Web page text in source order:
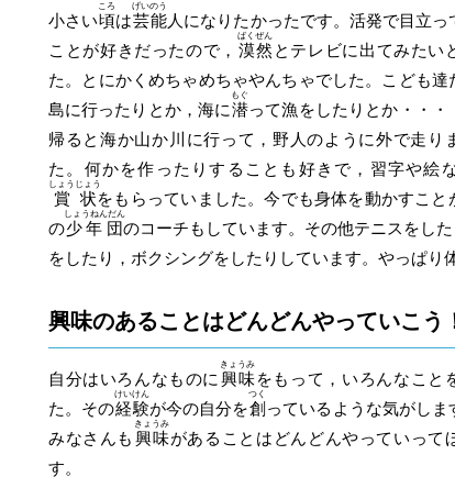
小さい頃
ころ
は芸能
げいのう
人になりたかったです。活発で目立っ
ことが好きだったので， 漠然
ばくぜん
とテレビに出てみたい
た。とにかくめちゃめちゃやんちゃでした。こども達
島に行ったりとか，海に潜
もぐ
って漁をしたりとか・・・
帰ると海か山か川に行って，野人のように外で走り
た。何かを作ったりすることも好きで，習字や絵
賞状
しょうじょう
をもらっていました。今でも身体を動かすこと
の少年団
しょうねんだん
のコーチもしています。その他テニスをし
をしたり，ボクシングをしたりしています。やっぱり
興味のあることはどんどんやっていこう
自分はいろんなものに 興味
きょうみ
をもって，いろんなこと
た。その経験
けいけん
が今の自分を創
つく
っているような気がしま
みなさんも 興味
きょうみ
があることはどんどんやっていって
す。